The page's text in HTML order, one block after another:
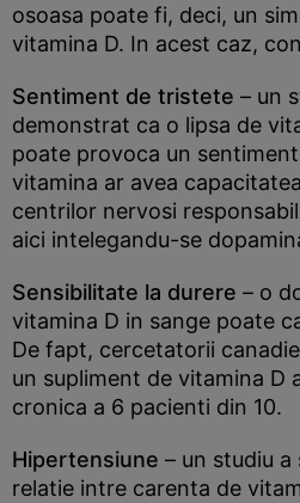
osoasa poate fi, deci, un
vitamina D. In acest caz,
Sentiment de tristete – un
demonstrat ca o lipsa de
poate provoca un
vitamina ar avea
centrilor nervosi
aici intelegandu-se
Sensibilitate la durere – o
vitamina D in sange poate
De fapt, cercetatorii
un supliment de vitamina D
cronica a 6 pacienti din 10.
Hipertensiune – un studiu
relatie intre carenta de